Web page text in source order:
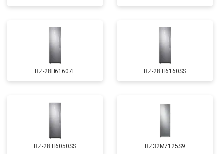
RZ-28H61607F RZ-28 H6160SS
RZ-28 H6050SS RZ32M7125S9